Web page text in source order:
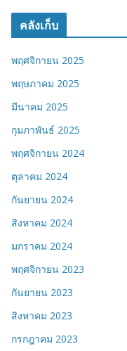
คลังเก็บ
พฤศจิกายน 2025
พฤษภาคม 2025
มีนาคม 2025
กุมภาพันธ์ 2025
พฤศจิกายน 2024
ตุลาคม 2024
กันยายน 2024
สิงหาคม 2024
มกราคม 2024
พฤศจิกายน 2023
กันยายน 2023
สิงหาคม 2023
กรกฎาคม 2023